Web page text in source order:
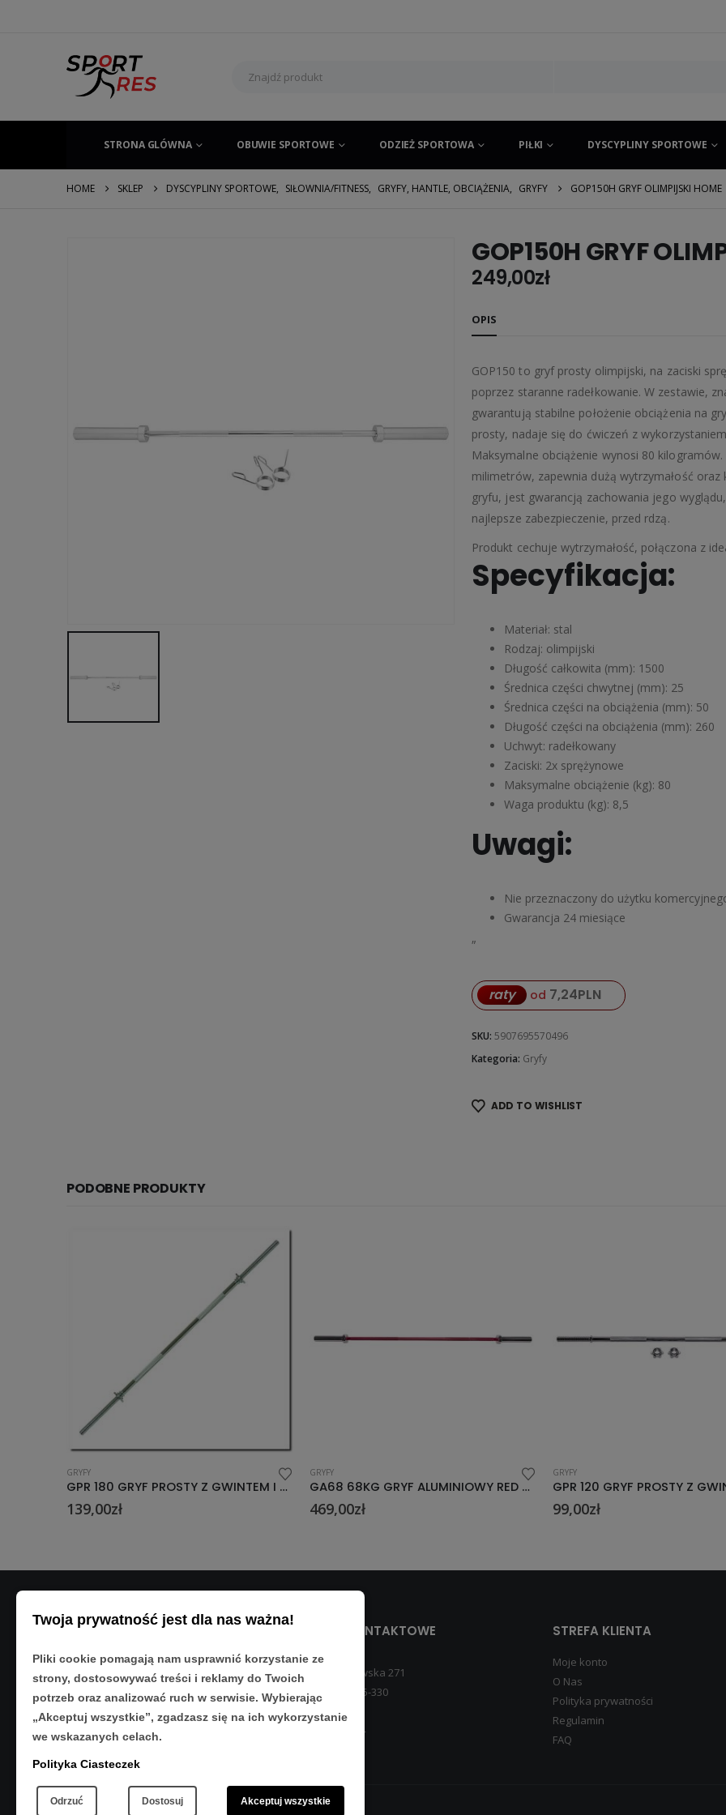
STRONA GLÓWNA OBUWIE SPORTOWE ODZIEŻ SPORTOWA PIŁKI DYSCYPLINY SPORTOWE
HOME SKLEP DYSCYPLINY SPORTOWE, SIŁOWNIA/FITNESS, GRYFY, HANTLE, OBCIĄŻENIA, GRYFY GOP150H GRYF OLIMPIJSKI HOME
GOP150H GRYF
249,00zł
OPIS
GOP150 to gryf prosty olimpijski, na zaciski
poprzez staranne radełkowanie. W zestawie,
gwarantują stabilne położenie obciążenia na
prosty, nadaje się do ćwiczeń z
Maksymalne obciążenie wynosi 80
milimetrów, zapewnia dużą wytrzymałość
gryfu, jest gwarancją zachowania jego
najlepsze zabezpieczenie, przed rdzą.
Produkt cechuje wytrzymałość, połączona z
Specyfikacja:
Materiał: stal
Rodzaj: olimpijski
Długość całkowita (mm): 1500
Średnica części chwytnej (mm): 25
Średnica części na obciążenia (mm): 50
Długość części na obciążenia (mm): 260
Uchwyt: radełkowany
Zaciski: 2x sprężynowe
Maksymalne obciążenie (kg): 80
Waga produktu (kg): 8,5
Uwagi:
Nie przeznaczony do użytku
Gwarancja 24 miesiące
„
raty od 7,24PLN
SKU: 5907695570496
Kategoria: Gryfy
ADD TO WISHLIST
PODOBNE PRODUKTY
GRYFY
GPR 180 GRYF PROSTY Z GWINTEM I ZACISKIEM 30MM x 180 CM HMS
139,00zł
GRYFY
GA68 68KG GRYF ALUMINIOWY RED HMS PREMIUM
469,00zł
GRYFY
99,00zł
DANE KONTAKTOWE
Adres:
ul. Matysowska 271
Rzeszów 35-330
Telefon:
533 890 224
STREFA KLIENTA
Moje konto
O Nas
Polityka prywatności
Regulamin
FAQ
Twoja prywatność jest dla nas ważna!
Pliki cookie pomagają nam usprawnić korzystanie ze
strony, dostosowywać treści i reklamy do Twoich
potrzeb oraz analizować ruch w serwisie. Wybierając
„Akceptuj wszystkie”, zgadzasz się na ich wykorzystanie
we wskazanych celach.
Polityka Ciasteczek
Odrzuć Dostosuj Akceptuj wszystkie